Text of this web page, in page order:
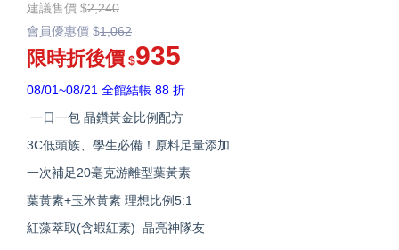
建議售價 $2,240
會員優惠價 $1,062
限時折後價 $935
08/01~08/21 全館結帳 88 折
一日一包 晶鑽黃金比例配方
3C低頭族、學生必備！原料足量添加
一次補足20毫克游離型葉黃素
葉黃素+玉米黃素 理想比例5:1
紅藻萃取(含蝦紅素) 晶亮神隊友